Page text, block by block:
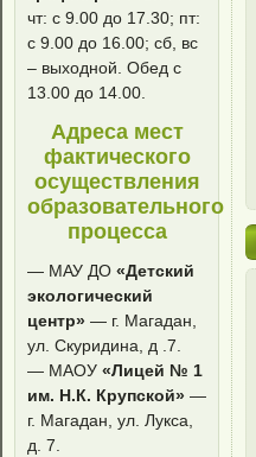
чт: с 9.00 до 17.30; пт:
с 9.00 до 16.00; сб, вс
– выходной. Обед с
13.00 до 14.00.
Адреса мест
фактического
осуществления
образовательного
процесса
— МАУ ДО «Детский
экологический
центр» — г. Магадан,
ул. Скуридина, д .7.
— МАОУ «Лицей № 1
им. Н.К. Крупской» —
г. Магадан, ул. Лукса,
д. 7.